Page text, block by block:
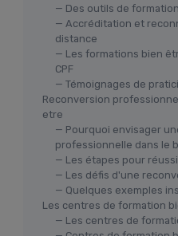
— Des outils de
— Accréditation et
distance
— Les formations bien
CPF
— Témoignages de
Reconversion
etre
— Pourquoi envisager
professionnelle dans le
— Les étapes pour
— Les défis d'une
— Quelques exemples
Les centres de formation
— Les centres de